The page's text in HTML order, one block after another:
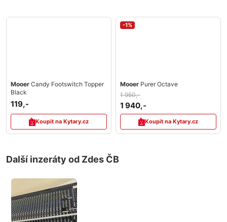
Mooer Candy Footswitch Topper
Black
119,-
Koupit na Kytary.cz
-1%
Mooer Purer Octave
1 950,-
1 940,-
Koupit na Kytary.cz
Další inzeráty od Zdes ČB